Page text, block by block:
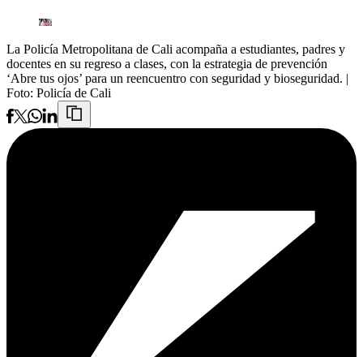
La Policía Metropolitana de Cali acompaña a estudiantes, padres y
docentes en su regreso a clases, con la estrategia de prevención
‘Abre tus ojos’ para un reencuentro con seguridad y bioseguridad. |
Foto: Policía de Cali